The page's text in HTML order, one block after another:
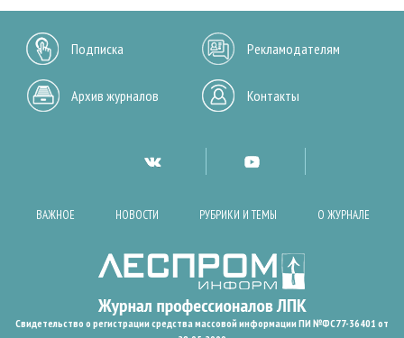
Подписка Рекламодателям
Архив журналов Контакты
ВАЖНОЕ НОВОСТИ РУБРИКИ И ТЕМЫ О ЖУРНАЛЕ
Свидетельство о регистрации средства массовой информации ПИ №ФС77-36401 от